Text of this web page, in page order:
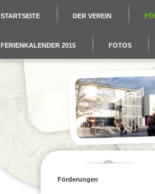
STARTSEITE DER VEREIN
FERIENKALENDER 2015 FOTOS
Förderungen